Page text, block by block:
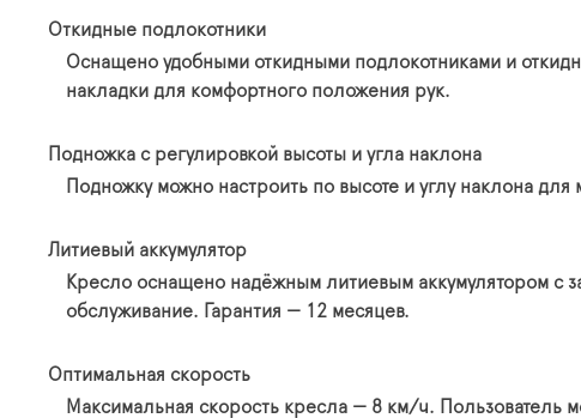
Откидные подлокотники
Оснащено удобными откидными подлокотниками и
накладки для комфортного положения рук.
Подножка с регулировкой высоты и угла наклона
Подножку можно настроить по высоте и углу наклона
Литиевый аккумулятор
Кресло оснащено надёжным литиевым аккумулятором с
обслуживание. Гарантия — 12 месяцев.
Оптимальная скорость
Максимальная скорость кресла — 8 км/ч. Пользователь